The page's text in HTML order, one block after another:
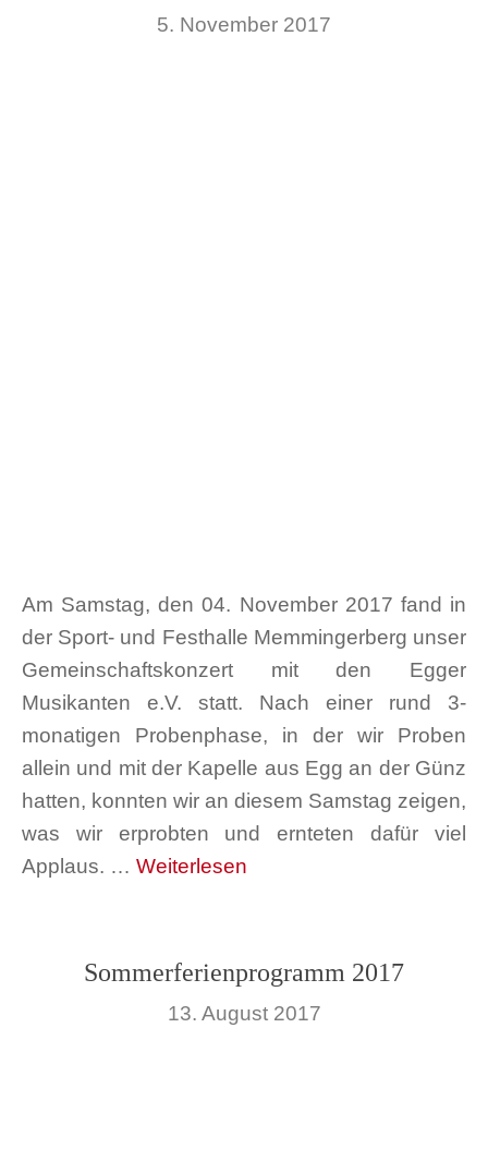
5. November 2017
Am Samstag, den 04. November 2017 fand in
der Sport- und Festhalle Memmingerberg unser
Gemeinschaftskonzert mit den Egger
Musikanten e.V. statt. Nach einer rund 3-
monatigen Probenphase, in der wir Proben
allein und mit der Kapelle aus Egg an der Günz
hatten, konnten wir an diesem Samstag zeigen,
was wir erprobten und ernteten dafür viel
Applaus. … Weiterlesen
Sommerferienprogramm 2017
13. August 2017